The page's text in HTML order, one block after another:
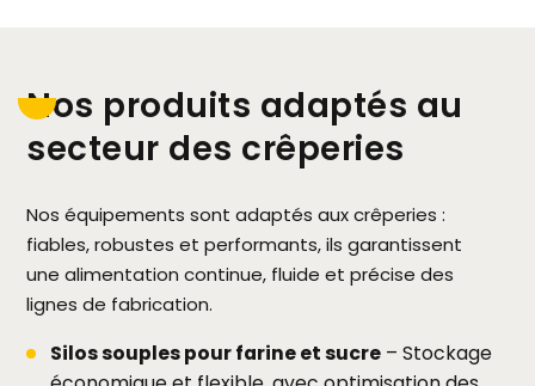
Nos produits adaptés au
secteur des crêperies
Nos équipements sont adaptés aux crêperies :
fiables, robustes et performants, ils garantissent
une alimentation continue, fluide et précise des
lignes de fabrication.
Silos souples pour farine et sucre – Stockage